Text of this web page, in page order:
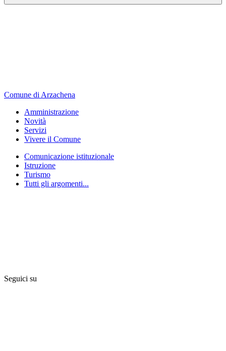
Comune di Arzachena
Amministrazione
Novità
Servizi
Vivere il Comune
Comunicazione istituzionale
Istruzione
Turismo
Tutti gli argomenti...
Seguici su